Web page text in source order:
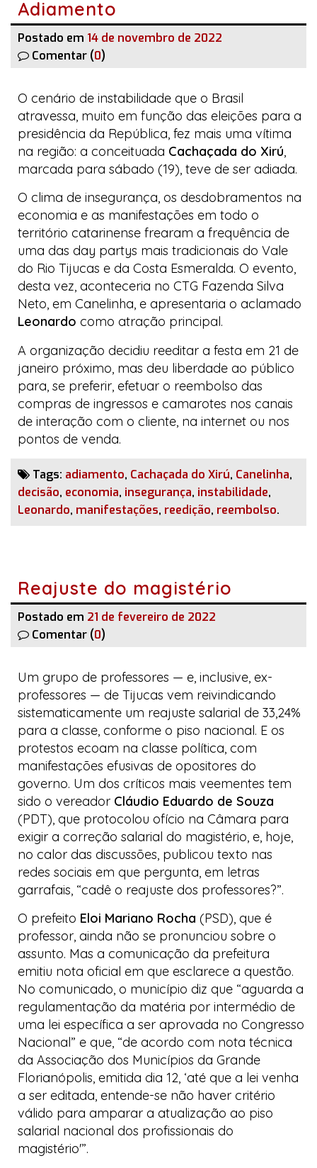
Adiamento
Postado em 14 de novembro de 2022
Comentar (0)
O cenário de instabilidade que o Brasil
atravessa, muito em função das eleições para a
presidência da República, fez mais uma vítima
na região: a conceituada Cachaçada do Xirú,
marcada para sábado (19), teve de ser adiada.
O clima de insegurança, os desdobramentos na
economia e as manifestações em todo o
território catarinense frearam a frequência de
uma das day partys mais tradicionais do Vale
do Rio Tijucas e da Costa Esmeralda. O evento,
desta vez, aconteceria no CTG Fazenda Silva
Neto, em Canelinha, e apresentaria o aclamado
Leonardo como atração principal.
A organização decidiu reeditar a festa em 21 de
janeiro próximo, mas deu liberdade ao público
para, se preferir, efetuar o reembolso das
compras de ingressos e camarotes nos canais
de interação com o cliente, na internet ou nos
pontos de venda.
Tags: adiamento, Cachaçada do Xirú, Canelinha,
decisão, economia, insegurança, instabilidade,
Leonardo, manifestações, reedição, reembolso.
Reajuste do magistério
Postado em 21 de fevereiro de 2022
Comentar (0)
Um grupo de professores — e, inclusive, ex-
professores — de Tijucas vem reivindicando
sistematicamente um reajuste salarial de 33,24%
para a classe, conforme o piso nacional. E os
protestos ecoam na classe política, com
manifestações efusivas de opositores do
governo. Um dos críticos mais veementes tem
sido o vereador Cláudio Eduardo de Souza
(PDT), que protocolou ofício na Câmara para
exigir a correção salarial do magistério, e, hoje,
no calor das discussões, publicou texto nas
redes sociais em que pergunta, em letras
garrafais, “cadê o reajuste dos professores?”.
O prefeito Eloi Mariano Rocha (PSD), que é
professor, ainda não se pronunciou sobre o
assunto. Mas a comunicação da prefeitura
emitiu nota oficial em que esclarece a questão.
No comunicado, o município diz que “aguarda a
regulamentação da matéria por intermédio de
uma lei específica a ser aprovada no Congresso
Nacional” e que, “de acordo com nota técnica
da Associação dos Municípios da Grande
Florianópolis, emitida dia 12, ‘até que a lei venha
a ser editada, entende-se não haver critério
válido para amparar a atualização ao piso
salarial nacional dos profissionais do
magistério'”.